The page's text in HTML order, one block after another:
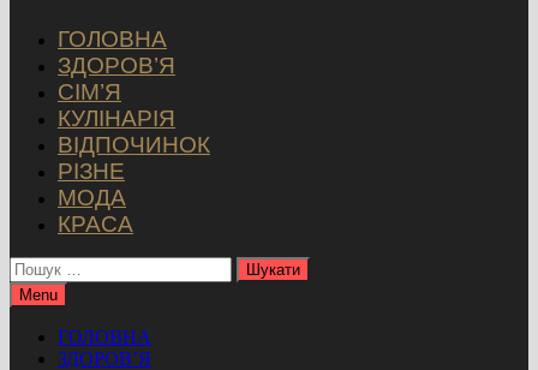
ГОЛОВНА
ЗДОРОВ’Я
СІМ’Я
КУЛІНАРІЯ
ВІДПОЧИНОК
РІЗНЕ
МОДА
КРАСА
Пошук:
Menu
ГОЛОВНА
ЗДОРОВ’Я